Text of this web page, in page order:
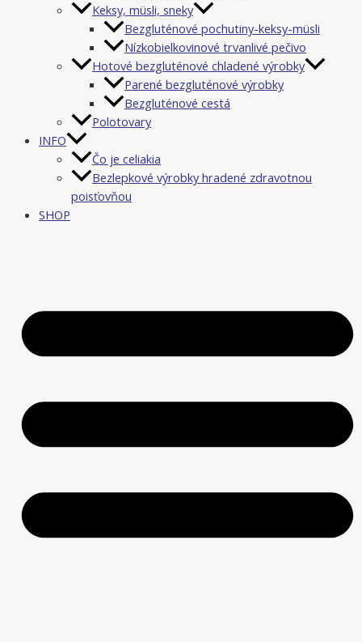
Keksy, müsli, sneky
Bezgluténové pochutiny-keksy-müsli
Nízkobielkovinové trvanlivé pečivo
Hotové bezgluténové chladené výrobky
Parené bezgluténové výrobky
Bezgluténové cestá
Polotovary
INFO
Čo je celiakia
Bezlepkové výrobky hradené zdravotnou
poisťovňou
SHOP